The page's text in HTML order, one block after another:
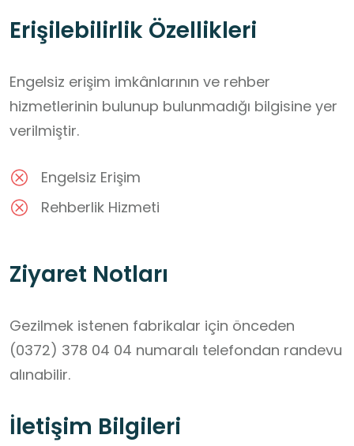
Erişilebilirlik Özellikleri
Engelsiz erişim imkânlarının ve rehber
hizmetlerinin bulunup bulunmadığı bilgisine yer
verilmiştir.
Engelsiz Erişim
Rehberlik Hizmeti
Ziyaret Notları
Gezilmek istenen fabrikalar için önceden
(0372) 378 04 04 numaralı telefondan randevu
alınabilir.
İletişim Bilgileri